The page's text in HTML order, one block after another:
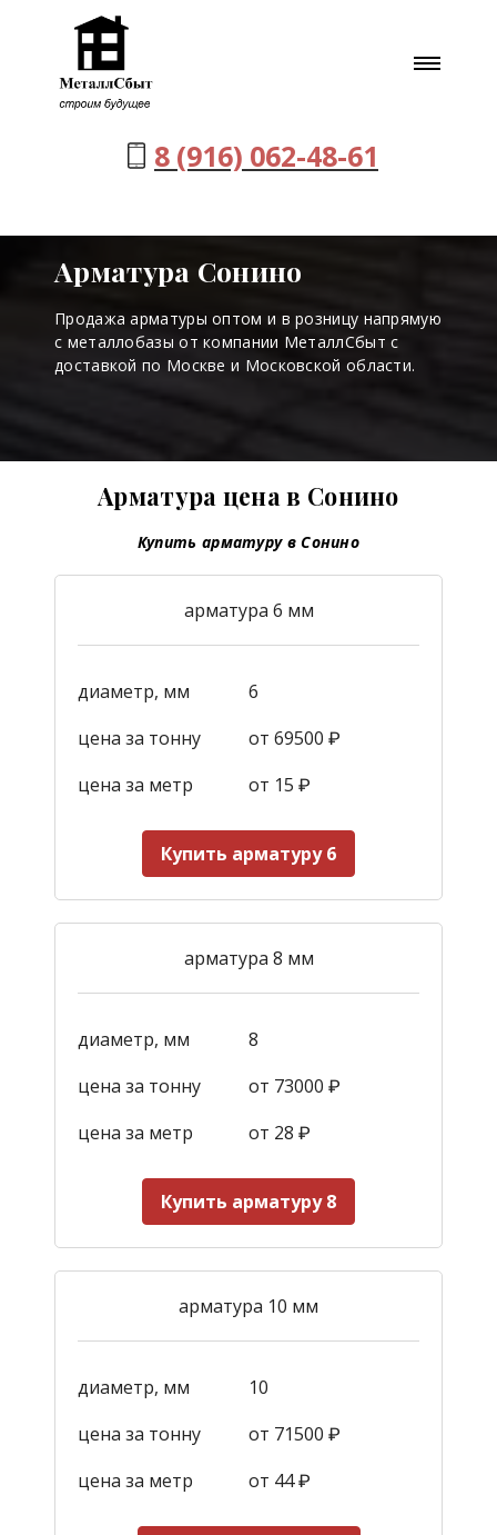
8 (916) 062-48-61
Арматура Сонино
Продажа арматуры оптом и в розницу напрямую
с металлобазы от компании МеталлСбыт с
доставкой по Москве и Московской области.
Арматура цена в Сонино
Купить арматуру в Сонино
арматура 6 мм
диаметр, мм
6
цена за тонну
от 69500 ₽
цена за метр
от 15 ₽
Купить арматуру 6
арматура 8 мм
диаметр, мм
8
цена за тонну
от 73000 ₽
цена за метр
от 28 ₽
Купить арматуру 8
арматура 10 мм
диаметр, мм
10
цена за тонну
от 71500 ₽
цена за метр
от 44₽